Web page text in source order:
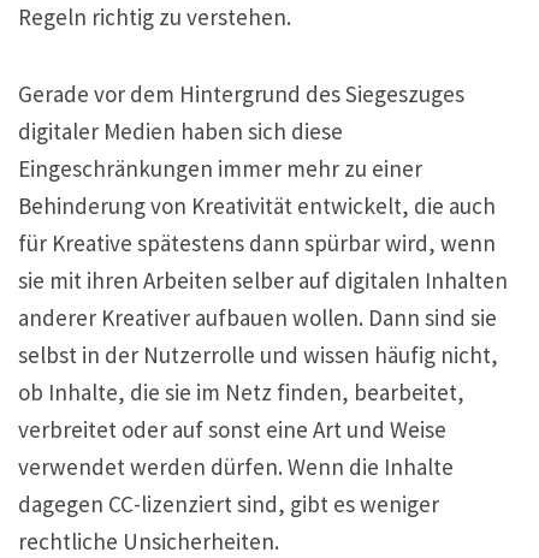
Regeln richtig zu verstehen.
Gerade vor dem Hintergrund des Siegeszuges
digitaler Medien haben sich diese
Eingeschränkungen immer mehr zu einer
Behinderung von Kreativität entwickelt, die auch
für Kreative spätestens dann spürbar wird, wenn
sie mit ihren Arbeiten selber auf digitalen Inhalten
anderer Kreativer aufbauen wollen. Dann sind sie
selbst in der Nutzerrolle und wissen häufig nicht,
ob Inhalte, die sie im Netz finden, bearbeitet,
verbreitet oder auf sonst eine Art und Weise
verwendet werden dürfen. Wenn die Inhalte
dagegen CC-lizenziert sind, gibt es weniger
rechtliche Unsicherheiten.